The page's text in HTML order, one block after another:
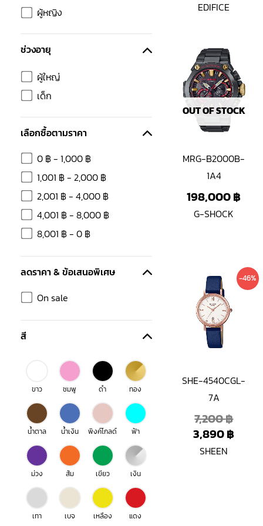
ผู้หญิง
ช่วงอายุ
ผู้ใหญ่
เด็ก
เลือกซื้อตามราคา
0 ฿- 1,000 ฿
1,001 ฿- 2,000 ฿
2,001 ฿- 4,000 ฿
4,001 ฿- 8,000 ฿
8,001 ฿- 0 ฿
ลดราคา & ข้อเสนอพิเศษ
On sale
สี
ขาว ชมพู ดำ ทอง
น้ำตาล น้ำเงิน พิงค์โกลด์ ฟ้า
ม่วง ส้ม เขียว เงิน
เทา เบจ เหลือง แดง
EDIFICE
OUT OF STOCK
MRG-B2000B-
1A4
198,000฿
G-SHOCK
-46%
SHE-4540CGL-
7A
7,200฿
price
3,890฿
price
SHEEN